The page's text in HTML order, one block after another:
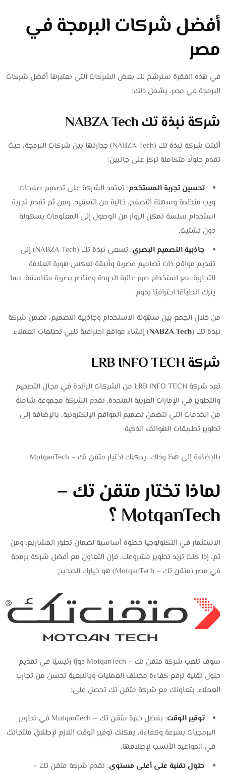
أفضل شركات البرمجة في
مصر
في هذه الفقرة سنرشح لك بعض الشركات التي نعتبرها أفضل شركات
البرمجة في مصر، يشمل ذلك:
شركة نبذة تك NABZA Tech
أثبتت شركة نبذة تك (NABZA Tech) جدارتها بين شركات البرمجة، حيث
تقدم حلولًا متكاملة تركز على جانبين:
تحسين تجربة المستخدم: تعتمد الشركة على تصميم صفحات
ويب منظمة وسهلة التصفح، خالية من التعقيد، ومن ثم تقدم تجربة
استخدام سلسة تمكن الزوار من الوصول إلى المعلومات بسهولة
دون تشتيت.
جاذبية التصميم البصري
: تسعى نبذة تك (NABZA Tech) إلى
تقديم مواقع ذات تصاميم عصرية وأنيقة تعكس هوية العلامة
التجارية، مع استخدام صور عالية الجودة وعناصر بصرية متناسقة، مما
يترك انطباعًا احترافيًا يدوم.
من خلال الجمع بين سهولة الاستخدام وجاذبية التصميم، تضمن شركة
نبذة تك (NABZA Tech) إنشاء مواقع احترافية تلبي تطلعات العملاء.
شركة LRB INFO TECH
تعد شركة LRB INFO TECH من الشركات الرائدة في مجال التصميم
والتطوير في الإمارات العربية المتحدة. تقدم الشركة مجموعة شاملة
من الخدمات التي تتضمن تصميم المواقع الإلكترونية، بالإضافة إلى
تطوير تطبيقات الهواتف الذكية.
بالإضافة إلى هذا وذاك، يمكنك اختيار متقن تك – MotqanTech .
لماذا تختار متقن تك –
MotqanTech ؟
الاستثمار في التكنولوجيا خطوة أساسية لضمان تطور المشاريع. ومن
ثم، إذا كنت تريد تطوير مشروعك، فإن التعاون مع أفضل شركة برمجة
في مصر (متقن تك – MotqanTech) هو خيارك الصحيح.
سوف تلعب شركة متقن تك – MotqanTech دورًا رئيسيًا في تقديم
حلول تقنية ترفع كفاءة مختلف العمليات وبالتبعية تحسن من تجارب
العملاء. بتعاونك مع شركة متقن تك تحصل على:
توفير الوقت
: بفضل خبرة متقن تك – MotqanTech في تطوير
البرمجيات بسرعة وكفاءة، يمكنك توفير الوقت اللازم لإطلاق منتجاتك
في المواعيد الأنسب لإطلاقها.
حلول تقنية على أعلى مستوى: تقدم شركة متقن تك –